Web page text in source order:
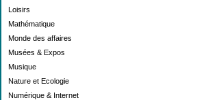
Loisirs
Mathématique
Monde des affaires
Musées & Expos
Musique
Nature et Ecologie
Numérique & Internet